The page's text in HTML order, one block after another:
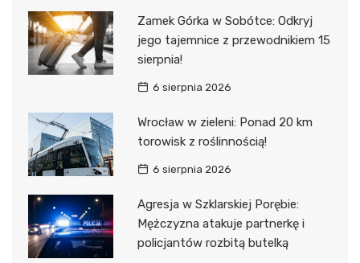
Zamek Górka w Sobótce: Odkryj
jego tajemnice z przewodnikiem 15
sierpnia!
6 sierpnia 2026
Wrocław w zieleni: Ponad 20 km
torowisk z roślinnością!
6 sierpnia 2026
Agresja w Szklarskiej Porębie:
Mężczyzna atakuje partnerkę i
policjantów rozbitą butelką